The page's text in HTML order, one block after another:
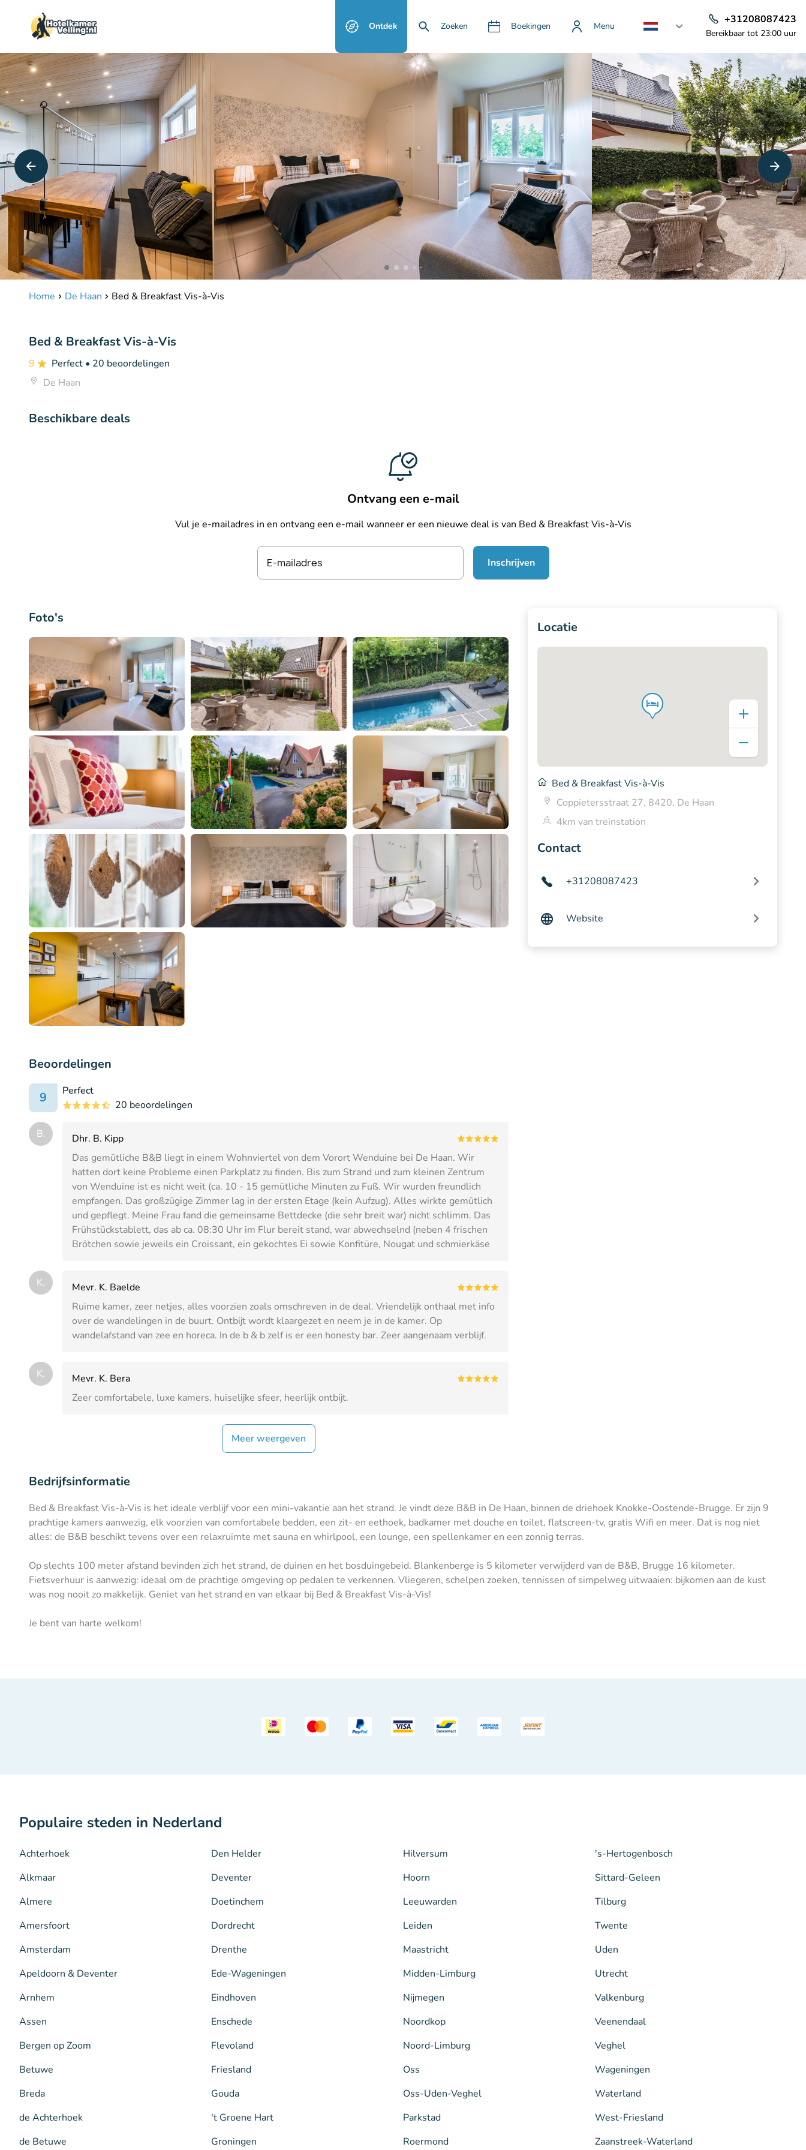
Ontdek Zoeken Boekingen Menu
+31208087423
Bereikbaar tot 23:00 uur
Home De Haan Bed & Breakfast Vis-à-Vis
Bed & Breakfast Vis-à-Vis
9 Perfect • 20 beoordelingen
De Haan
Beschikbare deals
Ontvang een e-mail
Vul je e-mailadres in en ontvang een e-mail wanneer er een nieuwe deal is van Bed & Breakfast Vis-à-Vis
E-mailadres Inschrijven
Foto's
Beoordelingen
9
Perfect
20 beoordelingen
B.
Dhr. B. Kipp
Das gemütliche B&B liegt in einem Wohnviertel von dem Vorort Wenduine bei De Haan. Wir
hatten dort keine Probleme einen Parkplatz zu finden. Bis zum Strand und zum kleinen Zentrum
von Wenduine ist es nicht weit (ca. 10 - 15 gemütliche Minuten zu Fuß. Wir wurden freundlich
empfangen. Das großzügige Zimmer lag in der ersten Etage (kein Aufzug). Alles wirkte gemütlich
und gepflegt. Meine Frau fand die gemeinsame Bettdecke (die sehr breit war) nicht schlimm. Das
Frühstückstablett, das ab ca. 08:30 Uhr im Flur bereit stand, war abwechselnd (neben 4 frischen
Brötchen sowie jeweils ein Croissant, ein gekochtes Ei sowie Konfitüre, Nougat und schmierkäse
K.
Mevr. K. Baelde
Ruime kamer, zeer netjes, alles voorzien zoals omschreven in de deal. Vriendelijk onthaal met info
over de wandelingen in de buurt. Ontbijt wordt klaargezet en neem je in de kamer. Op
wandelafstand van zee en horeca. In de b & b zelf is er een honesty bar. Zeer aangenaam verblijf.
K.
Mevr. K. Bera
Zeer comfortabele, luxe kamers, huiselijke sfeer, heerlijk ontbijt.
Meer weergeven
Locatie
Bed & Breakfast Vis-à-Vis
Coppietersstraat 27, 8420, De Haan
4km van treinstation
Contact
+31208087423
Website
Bedrijfsinformatie
Bed & Breakfast Vis-à-Vis is het ideale verblijf voor een mini-vakantie aan het strand. Je vindt deze B&B in De Haan, binnen de driehoek Knokke-Oostende-Brugge. Er zijn 9
prachtige kamers aanwezig, elk voorzien van comfortabele bedden, een zit- en eethoek, badkamer met douche en toilet, flatscreen-tv, gratis Wifi en meer. Dat is nog niet
alles: de B&B beschikt tevens over een relaxruimte met sauna en whirlpool, een lounge, een spellenkamer en een zonnig terras.
Op slechts 100 meter afstand bevinden zich het strand, de duinen en het bosduingebeid. ​Blankenberge is 5 kilometer verwijderd van de B&B, Brugge 16 kilometer.
Fietsverhuur is aanwezig: ideaal om de prachtige omgeving op pedalen te verkennen. Vliegeren, schelpen zoeken, tennissen of simpelweg uitwaaien: bijkomen aan de kust
was nog nooit zo makkelijk. Geniet van het strand en van elkaar bij Bed & Breakfast Vis-à-Vis!
Je bent van harte welkom!
Populaire steden in Nederland
Achterhoek
Alkmaar
Almere
Amersfoort
Amsterdam
Apeldoorn & Deventer
Arnhem
Assen
Bergen op Zoom
Betuwe
Breda
de Achterhoek
de Betuwe
Den Helder
Deventer
Doetinchem
Dordrecht
Drenthe
Ede-Wageningen
Eindhoven
Enschede
Flevoland
Friesland
Gouda
't Groene Hart
Groningen
Hilversum
Hoorn
Leeuwarden
Leiden
Maastricht
Midden-Limburg
Nijmegen
Noordkop
Noord-Limburg
Oss
Oss-Uden-Veghel
Parkstad
Roermond
's-Hertogenbosch
Sittard-Geleen
Tilburg
Twente
Uden
Utrecht
Valkenburg
Veenendaal
Veghel
Wageningen
Waterland
West-Friesland
Zaanstreek-Waterland